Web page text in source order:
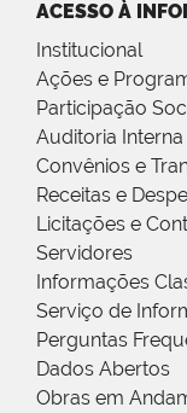
ACESSO À
Institucional
Ações e
Participação
Auditoria Interna
Convênios e
Receitas e
Licitações e
Servidores
Informações
Serviço de
Perguntas
Dados Abertos
Obras em